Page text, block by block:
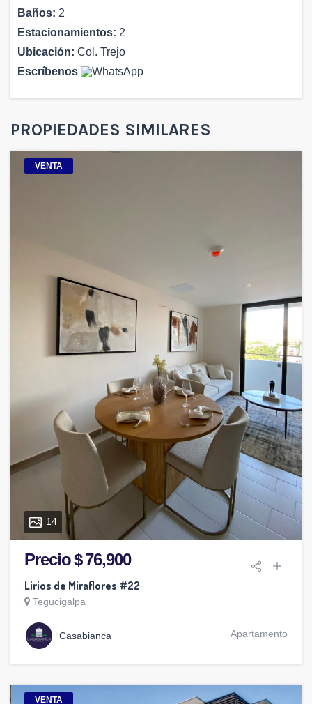
Baños: 2
Estacionamientos: 2
Ubicación: Col. Trejo
Escríbenos
PROPIEDADES SIMILARES
VENTA
14
Precio $ 76,900
Lirios de Miraflores #22
Tegucigalpa
Casabianca Apartamento
VENTA